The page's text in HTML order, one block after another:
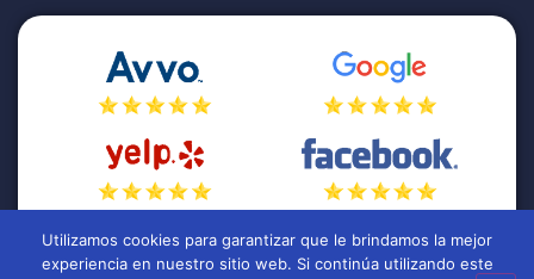
Utilizamos cookies para garantizar que le brindamos la mejor
experiencia en nuestro sitio web. Si continúa utilizando este